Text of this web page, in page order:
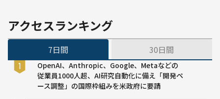
グ。
アクセスランキング
7日間 30日間
OpenAI、Anthropic、Google、Metaなどの
従業員1000人超、AI研究自動化に備え「開発ペ
ース調整」の国際枠組みを米政府に要請